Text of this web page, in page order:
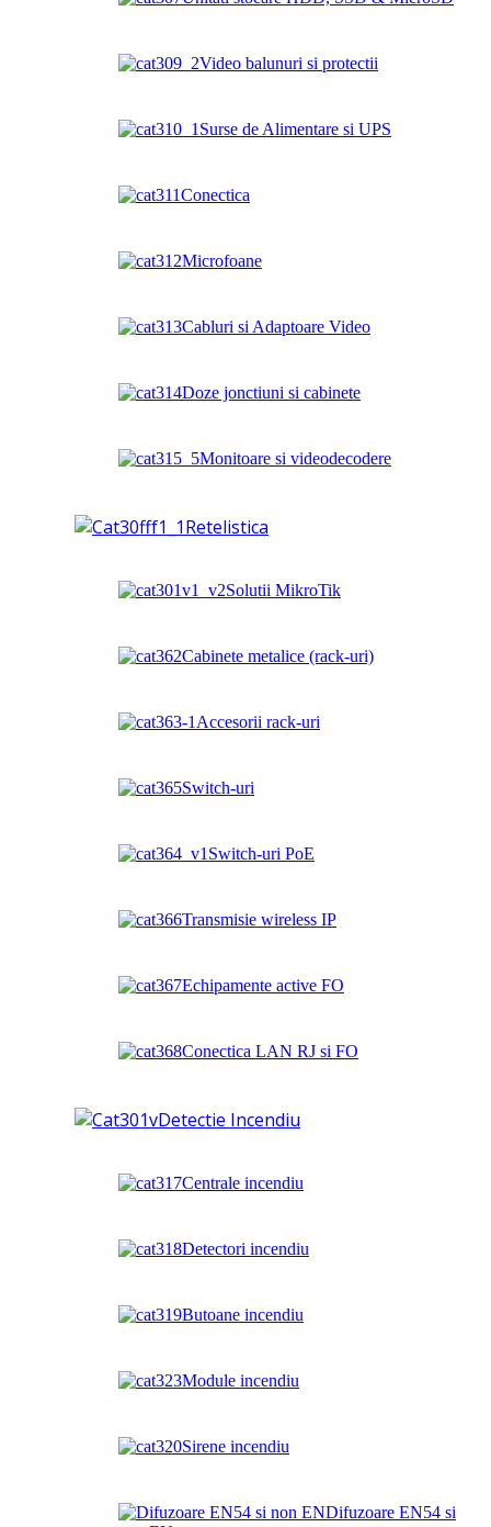
Video balunuri si protectii
Surse de Alimentare si UPS
Conectica
Microfoane
Cabluri si Adaptoare Video
Doze jonctiuni si cabinete
Monitoare si videodecodere
Retelistica
Solutii MikroTik
Cabinete metalice (rack-uri)
Accesorii rack-uri
Switch-uri
Switch-uri PoE
Transmisie wireless IP
Echipamente active FO
Conectica LAN RJ si FO
Detectie Incendiu
Centrale incendiu
Detectori incendiu
Butoane incendiu
Module incendiu
Sirene incendiu
Difuzoare EN54 si